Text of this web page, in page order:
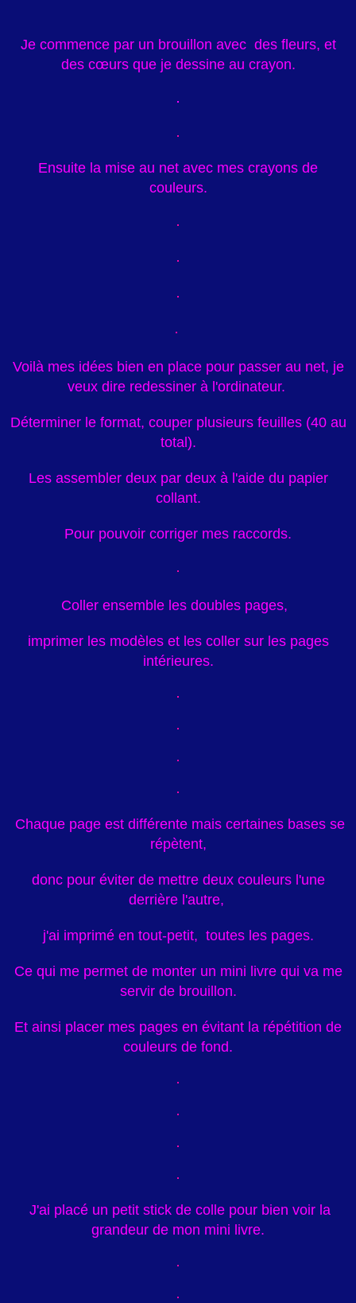
Je commence par un brouillon avec des fleurs, et
des cœurs que je dessine au crayon.
Ensuite la mise au net avec mes crayons de
couleurs.
Voilà mes idées bien en place pour passer au net, je
veux dire redessiner à l'ordinateur.
Déterminer le format, couper plusieurs feuilles (40 au
total).
Les assembler deux par deux à l'aide du papier
collant.
Pour pouvoir corriger mes raccords.
Coller ensemble les doubles pages,
imprimer les modèles et les coller sur les pages
intérieures.
Chaque page est différente mais certaines bases se
répètent,
donc pour éviter de mettre deux couleurs l'une
derrière l'autre,
j'ai imprimé en tout-petit, toutes les pages.
Ce qui me permet de monter un mini livre qui va me
servir de brouillon.
Et ainsi placer mes pages en évitant la répétition de
couleurs de fond.
J'ai placé un petit stick de colle pour bien voir la
grandeur de mon mini livre.